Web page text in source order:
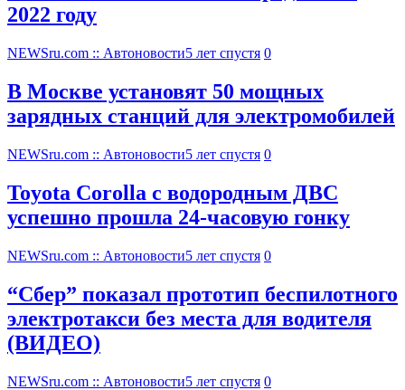
2022 году
NEWSru.com :: Автоновости5 лет спустя 0
В Москве установят 50 мощных
зарядных станций для электромобилей
NEWSru.com :: Автоновости5 лет спустя 0
Toyota Corolla с водородным ДВС
успешно прошла 24-часовую гонку
NEWSru.com :: Автоновости5 лет спустя 0
“Сбер” показал прототип беспилотного
электротакси без места для водителя
(ВИДЕО)
NEWSru.com :: Автоновости5 лет спустя 0